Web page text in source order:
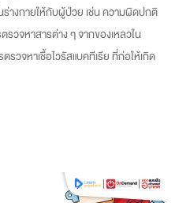
างกายให้กับผู้ป่วย เช่น ความผิดปกติ
รวจหาสารต่าง ๆ จากของเหลวใน
รวจหาเชื้อไวรัสแบคทีเรีย ที่ก่อให้เกิด